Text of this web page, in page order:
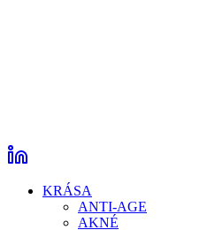
KRÁSA
ANTI-AGE
AKNÉ